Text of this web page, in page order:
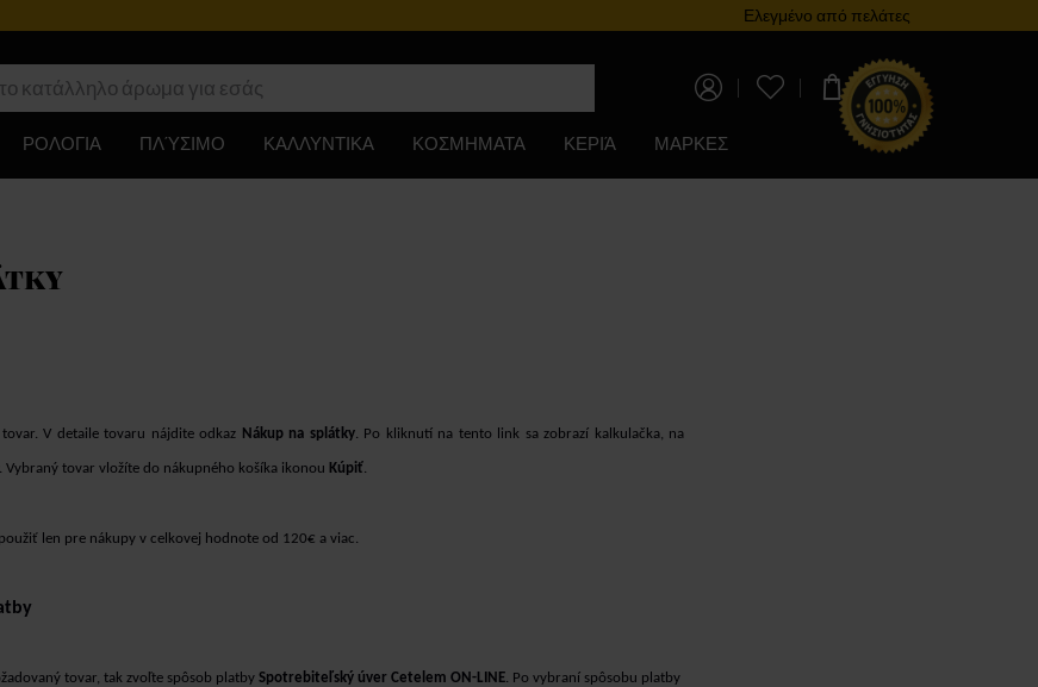
Πρόγραμμα επιβράβευσηςΕλεγμένο από πελάτες
0,00 €
ΡΟΛΟΓΙΑ ΠΛΎΣΙΜΟ ΚΑΛΛΥΝΤΙΚΑ ΚΟΣΜΗΜΑΤΑ ΚΕΡΙΆ ΜΑΡΚΕΣ
V detaile tovaru nájdite odkaz Nákup na splátky. Po kliknutí na tento link sa zobrazí kalkulačka, na
Vybraný tovar vložíte do nákupného košíka ikonou Kúpiť.
len pre nákupy v celkovej hodnote od 120€ a viac.
tovar, tak zvoľte spôsob platby Spotrebiteľský úver Cetelem ON-LINE. Po vybraní spôsobu platby